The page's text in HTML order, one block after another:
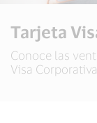
Tarjeta
Conoce las
Visa Corporativa.